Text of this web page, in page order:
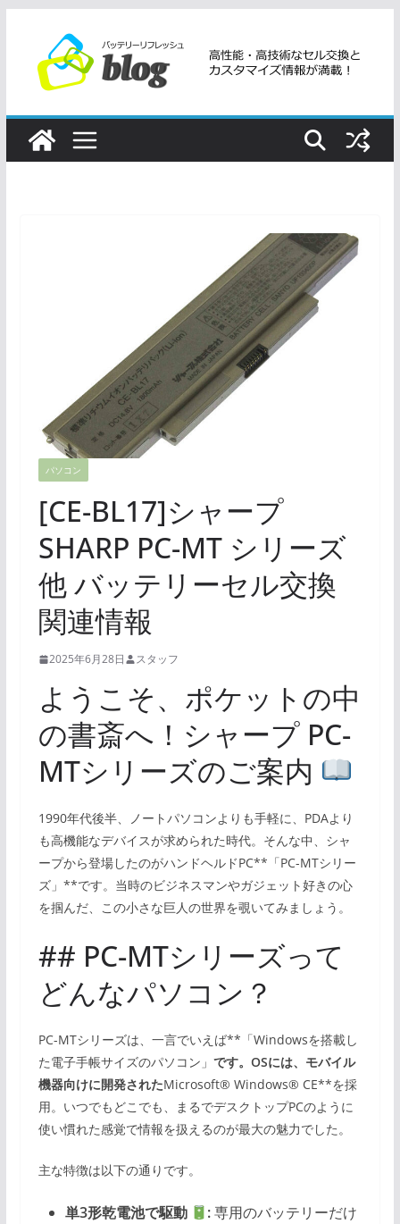
ツ
パソコン
[CE-BL17]シャープ
SHARP PC-MT シリーズ
他 バッテリーセル交換
関連情報
2025年6月28日 スタッフ
ようこそ、ポケットの中
の書斎へ！シャープ PC-
MTシリーズのご案内
1990年代後半、ノートパソコンよりも手軽に、PDAより
も高機能なデバイスが求められた時代。そんな中、シャ
ープから登場したのがハンドヘルドPC**「PC-MTシリー
ズ」**です。当時のビジネスマンやガジェット好きの心
を掴んだ、この小さな巨人の世界を覗いてみましょう。
## PC-MTシリーズって
どんなパソコン？
PC-MTシリーズは、一言でいえば**「Windowsを搭載し
た電子手帳サイズのパソコン」 です。OSには、モバイル
機器向けに開発されたMicrosoft® Windows® CE**を採
用。いつでもどこでも、まるでデスクトップPCのように
使い慣れた感覚で情報を扱えるのが最大の魅力でした。
主な特徴は以下の通りです。
単3形乾電池で駆動 :専用のバッテリーだけ